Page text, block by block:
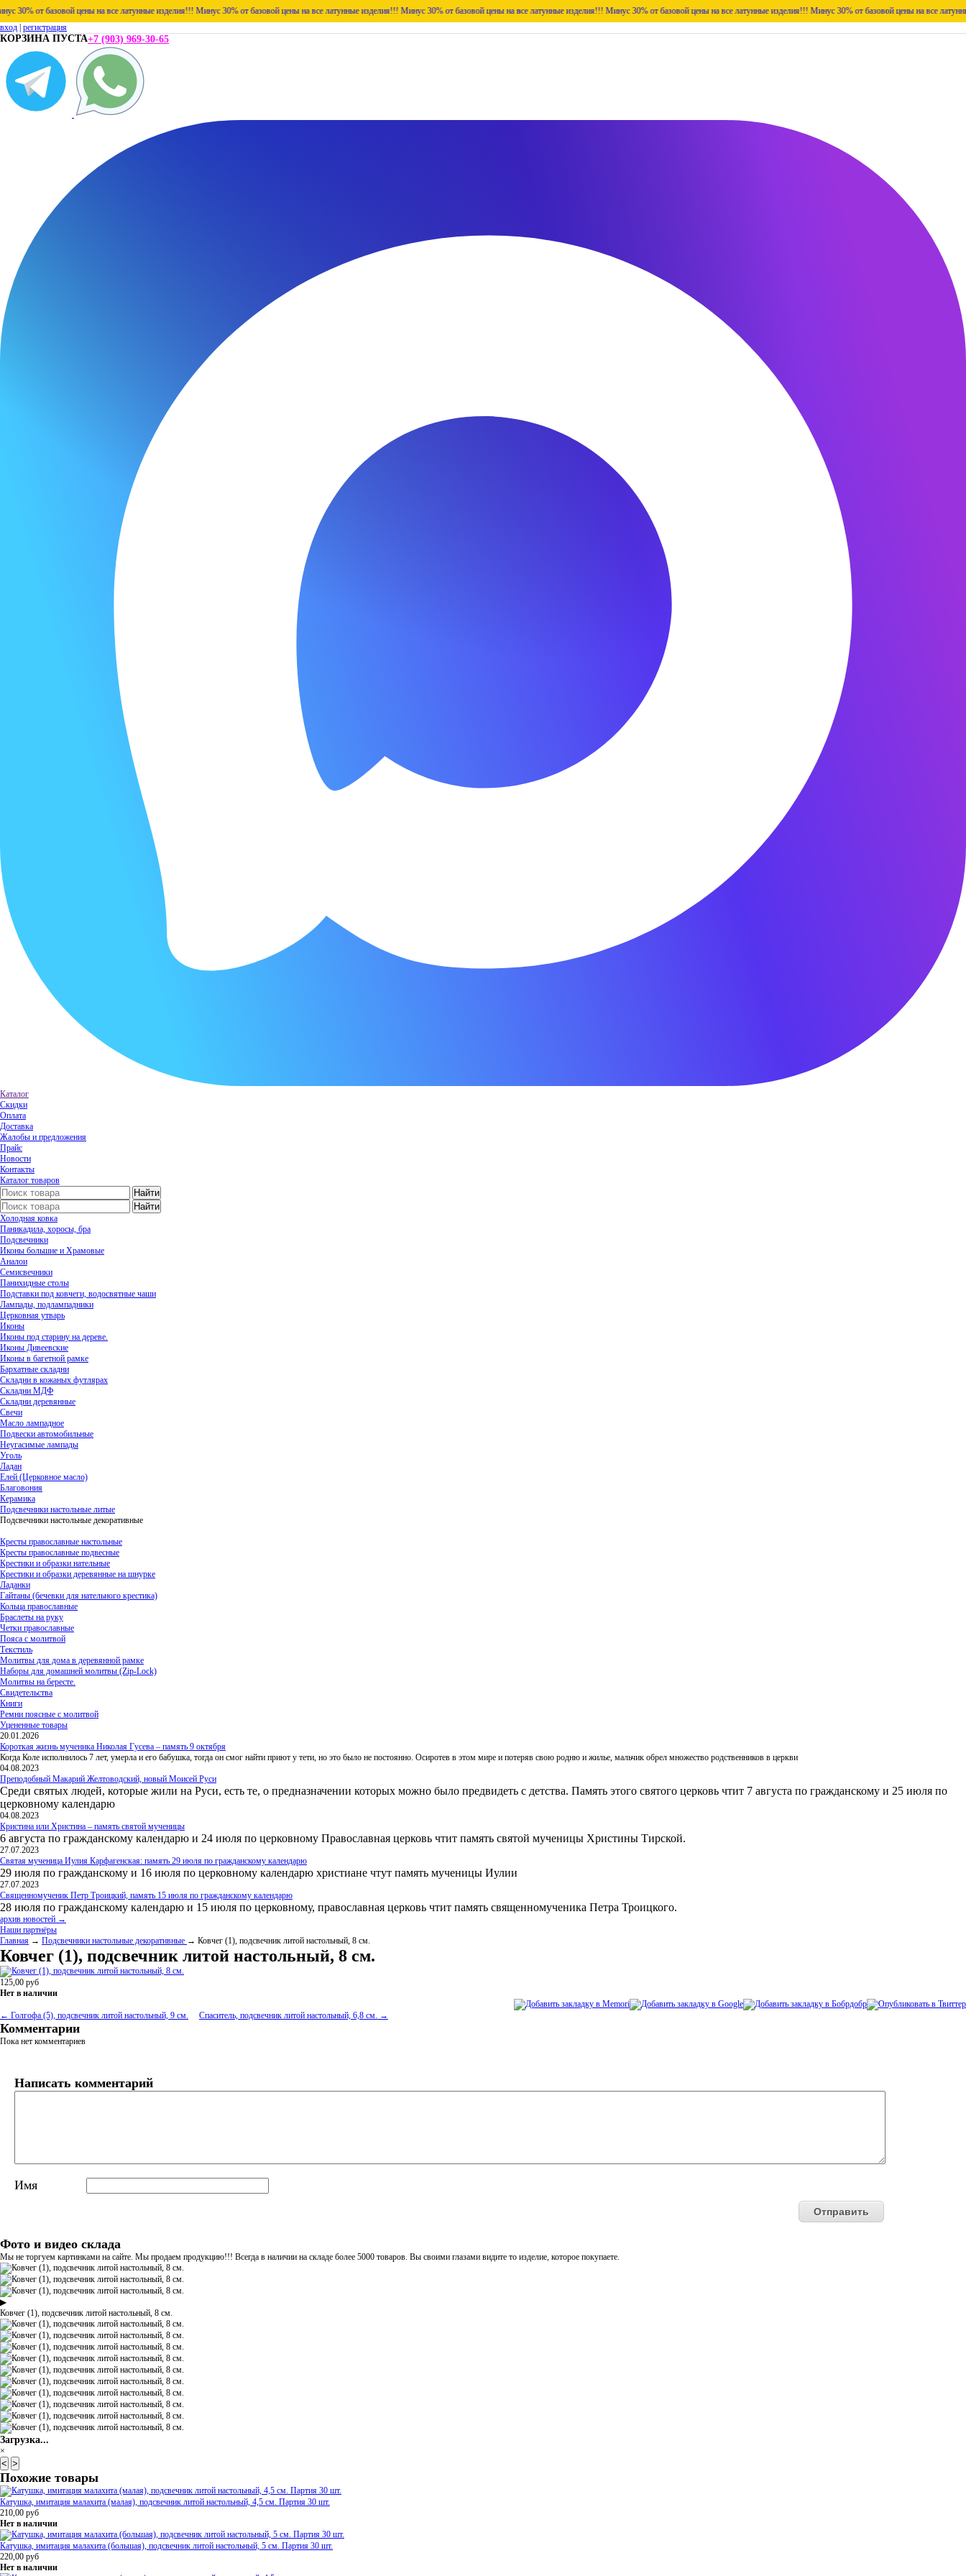
базовой цены на все латунные изделия!!! Минус 30% от базовой цены на все латунные изделия!!! Минус 30% от базовой цены на все латунные изделия!!! Минус 30% от базовой цены на все латунные изделия!!! Минус 30% от базовой цены на все латунные
вход регистрация
КОРЗИНА ПУСТА+7 (903) 969-30-65
Каталог
Скидки
Оплата
Доставка
Жалобы и предложения
Прайс
Новости
Контакты
Каталог товаров
Холодная ковка
Паникадила, хоросы, бра
Подсвечники
Иконы большие и Храмовые
Аналои
Семисвечники
Панихидные столы
Подставки под ковчеги, водосвятные чаши
Лампады, подлампадники
Церковная утварь
Иконы
Иконы под старину на дереве.
Иконы Дивеевские
Иконы в багетной рамке
Бархатные складни
Складни в кожаных футлярах
Складни МДФ
Складни деревянные
Свечи
Масло лампадное
Подвески автомобильные
Неугасимые лампады
Уголь
Ладан
Елей (Церковное масло)
Благовония
Керамика
Подсвечники настольные литые
Подсвечники настольные декоративные
Кресты православные настольные
Кресты православные подвесные
Крестики и образки нательные
Крестики и образки деревянные на шнурке
Ладанки
Гайтаны (бечевки для нательного крестика)
Кольца православные
Браслеты на руку
Четки православные
Пояса с молитвой
Текстиль
Молитвы для дома в деревянной рамке
Наборы для домашней молитвы (Zip-Lock)
Молитвы на бересте.
Свидетельства
Книги
Ремни поясные с молитвой
Уцененные товары
20.01.2026
Короткая жизнь мученика Николая Гусева – память 9 октября
Когда Коле исполнилось 7 лет, умерла и его бабушка, тогда он смог найти приют у тети, но это было не постоянно. Осиротев в этом мире и потеряв свою родню и жилье, мальчик обрел множество родственников в церкви
04.08.2023
Преподобный Макарий Желтоводский, новый Моисей Руси
Среди святых людей, которые жили на Руси, есть те, о предназначении которых можно было предвидеть с детства. Память этого святого церковь чтит 7 августа по гражданскому и 25 июля по
церковному календарю
04.08.2023
Кристина или Христина – память святой мученицы
6 августа по гражданскому календарю и 24 июля по церковному Православная церковь чтит память святой мученицы Христины Тирской.
27.07.2023
Святая мученица Иулия Карфагенская: память 29 июля по гражданскому календарю
29 июля по гражданскому и 16 июля по церковному календарю христиане чтут память мученицы Иулии
27.07.2023
Священномученик Петр Троицкий, память 15 июля по гражданскому календарю
28 июля по гражданскому календарю и 15 июля по церковному, православная церковь чтит память священномученика Петра Троицкого.
архив новостей →
Наши партнёры
Главная → Подсвечники настольные декоративные → Ковчег (1), подсвечник литой настольный, 8 см.
Ковчег (1), подсвечник литой настольный, 8 см.
125,00 руб
Нет в наличии
← Голгофа (5), подсвечник литой настольный, 9 см. Спаситель, подсвечник литой настольный, 6,8 см. →
Комментарии
Пока нет комментариев
Написать комментарий
Имя
Фото и видео склада
Мы не торгуем картинками на сайте. Мы продаем продукцию!!! Всегда в наличии на складе более 5000 товаров. Вы своими глазами видите то изделие, которое покупаете.
▶
Ковчег (1), подсвечник литой настольный, 8 см.
Загрузка...
×
< >
Похожие товары
Катушка, имитация малахита (малая), подсвечник литой настольный, 4,5 см. Партия 30 шт.
210,00 руб
Нет в наличии
Катушка, имитация малахита (большая), подсвечник литой настольный, 5 см. Партия 30 шт.
220,00 руб
Нет в наличии